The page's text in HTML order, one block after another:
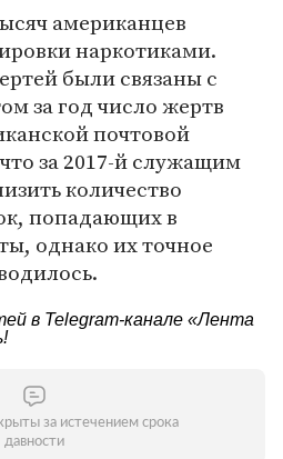
американцев
наркотиками.
были связаны с
за год число жертв
почтовой
за 2017-й служащим
количество
попадающих в
однако их точное
в Telegram-канале «Лента
за истечением срока
давности